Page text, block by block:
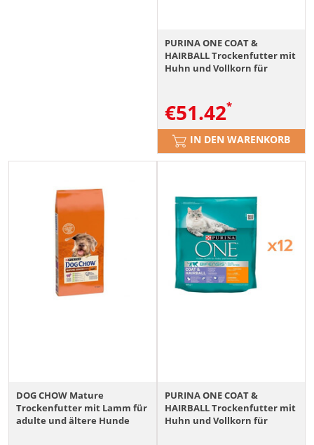
PURINA ONE COAT &
HAIRBALL Trockenfutter mit
Huhn und Vollkorn für
€51.42
IN DEN WARENKORB
DOG CHOW Mature
Trockenfutter mit Lamm für
adulte und ältere Hunde
PURINA ONE COAT &
HAIRBALL Trockenfutter mit
Huhn und Vollkorn für